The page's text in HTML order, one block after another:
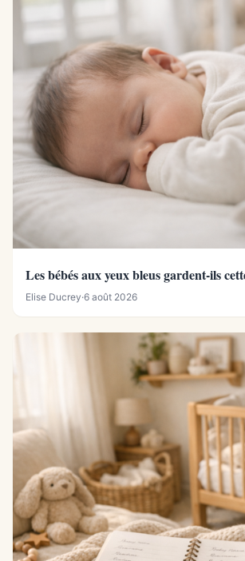
Les bébés aux yeux bleus gardent-ils
Elise Ducrey·6 août 2026